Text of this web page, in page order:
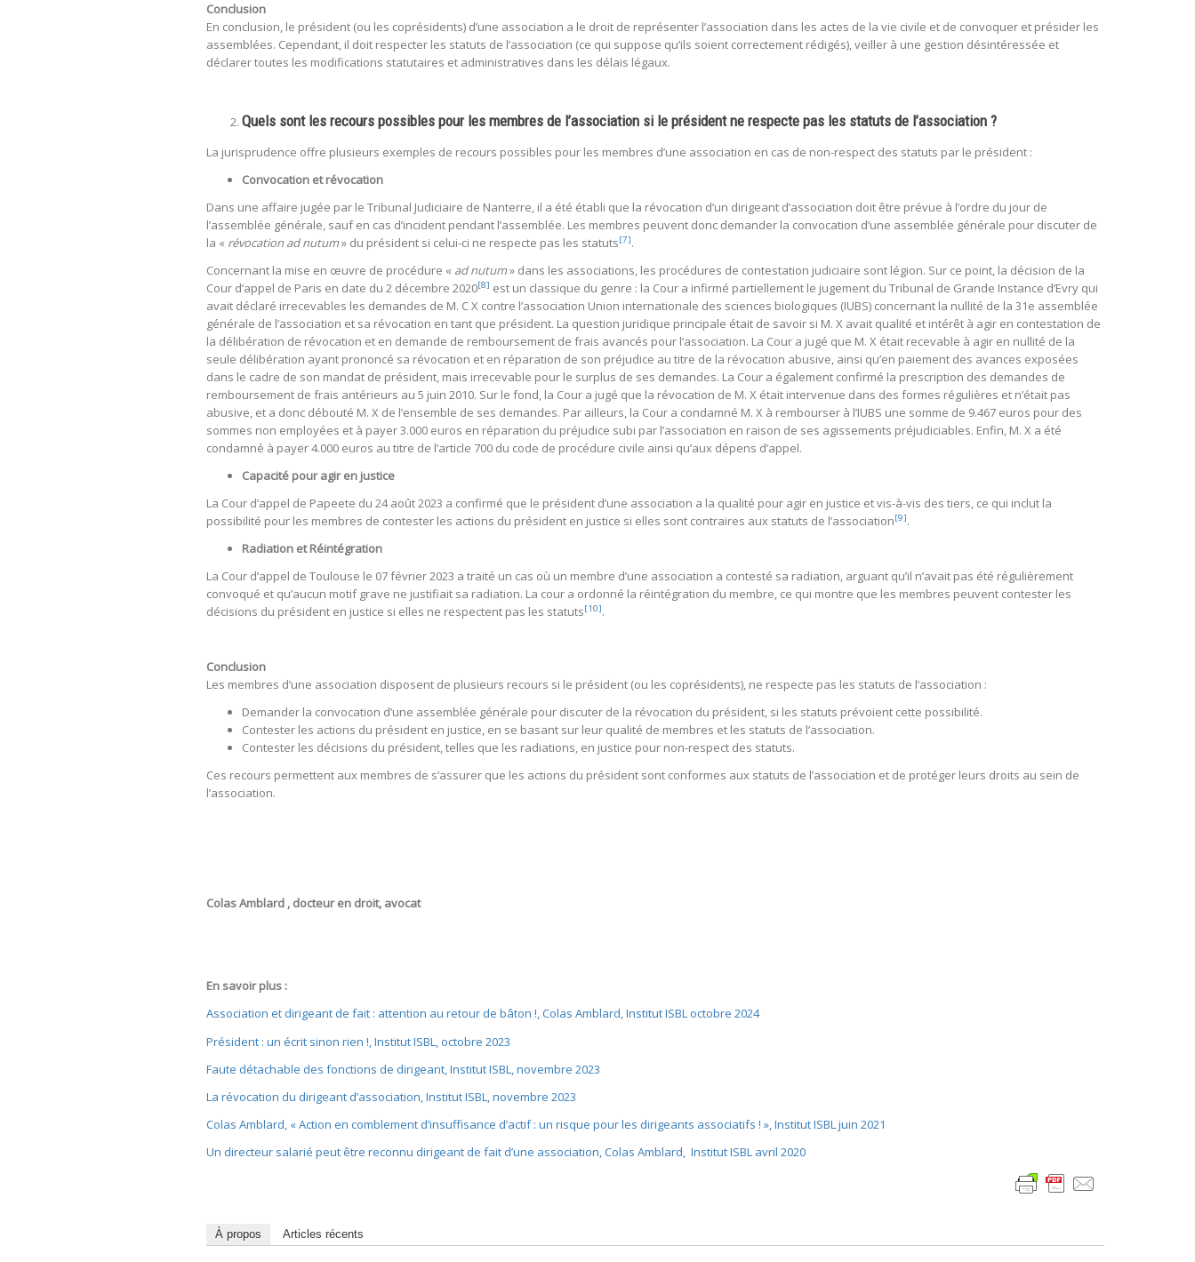
Conclusion
En conclusion, le président (ou les coprésidents) d’une association a le droit de représenter l’association dans les actes de la vie civile et de convoquer et présider les
assemblées. Cependant, il doit respecter les statuts de l’association (ce qui suppose qu’ils soient correctement rédigés), veiller à une gestion désintéressée et
déclarer toutes les modifications statutaires et administratives dans les délais légaux.
Quels sont les recours possibles pour les membres de l’association si le président ne respecte pas les statuts de l’association ?
La jurisprudence offre plusieurs exemples de recours possibles pour les membres d’une association en cas de non-respect des statuts par le président :
Convocation et révocation
Dans une affaire jugée par le Tribunal Judiciaire de Nanterre, il a été établi que la révocation d’un dirigeant d’association doit être prévue à l’ordre du jour de
l’assemblée générale, sauf en cas d’incident pendant l’assemblée. Les membres peuvent donc demander la convocation d’une assemblée générale pour discuter de
la « révocation ad nutum» du président si celui-ci ne respecte pas les statuts[7].
Concernant la mise en œuvre de procédure « ad nutum» dans les associations, les procédures de contestation judiciaire sont légion. Sur ce point, la décision de la
Cour d’appel de Paris en date du 2 décembre 2020[8] est un classique du genre : la Cour a infirmé partiellement le jugement du Tribunal de Grande Instance d’Evry qui
avait déclaré irrecevables les demandes de M. C X contre l’association Union internationale des sciences biologiques (IUBS) concernant la nullité de la 31e assemblée
générale de l’association et sa révocation en tant que président. La question juridique principale était de savoir si M. X avait qualité et intérêt à agir en contestation de
la délibération de révocation et en demande de remboursement de frais avancés pour l’association. La Cour a jugé que M. X était recevable à agir en nullité de la
seule délibération ayant prononcé sa révocation et en réparation de son préjudice au titre de la révocation abusive, ainsi qu’en paiement des avances exposées
dans le cadre de son mandat de président, mais irrecevable pour le surplus de ses demandes. La Cour a également confirmé la prescription des demandes de
remboursement de frais antérieurs au 5 juin 2010. Sur le fond, la Cour a jugé que la révocation de M. X était intervenue dans des formes régulières et n’était pas
abusive, et a donc débouté M. X de l’ensemble de ses demandes. Par ailleurs, la Cour a condamné M. X à rembourser à l’IUBS une somme de 9.467 euros pour des
sommes non employées et à payer 3.000 euros en réparation du préjudice subi par l’association en raison de ses agissements préjudiciables. Enfin, M. X a été
condamné à payer 4.000 euros au titre de l’article 700 du code de procédure civile ainsi qu’aux dépens d’appel.
Capacité pour agir en justice
La Cour d’appel de Papeete du 24 août 2023 a confirmé que le président d’une association a la qualité pour agir en justice et vis-à-vis des tiers, ce qui inclut la
possibilité pour les membres de contester les actions du président en justice si elles sont contraires aux statuts de l’association[9].
Radiation et Réintégration
La Cour d’appel de Toulouse le 07 février 2023 a traité un cas où un membre d’une association a contesté sa radiation, arguant qu’il n’avait pas été régulièrement
convoqué et qu’aucun motif grave ne justifiait sa radiation. La cour a ordonné la réintégration du membre, ce qui montre que les membres peuvent contester les
décisions du président en justice si elles ne respectent pas les statuts[10].
Conclusion
Les membres d’une association disposent de plusieurs recours si le président (ou les coprésidents), ne respecte pas les statuts de l’association :
Demander la convocation d’une assemblée générale pour discuter de la révocation du président, si les statuts prévoient cette possibilité.
Contester les actions du président en justice, en se basant sur leur qualité de membres et les statuts de l’association.
Contester les décisions du président, telles que les radiations, en justice pour non-respect des statuts.
Ces recours permettent aux membres de s’assurer que les actions du président sont conformes aux statuts de l’association et de protéger leurs droits au sein de
l’association.
Colas Amblard , docteur en droit, avocat
En savoir plus :
Association et dirigeant de fait : attention au retour de bâton !, Colas Amblard, Institut ISBL octobre 2024
Président : un écrit sinon rien !, Institut ISBL, octobre 2023
Faute détachable des fonctions de dirigeant, Institut ISBL, novembre 2023
La révocation du dirigeant d’association, Institut ISBL, novembre 2023
Colas Amblard, « Action en comblement d’insuffisance d’actif : un risque pour les dirigeants associatifs ! », Institut ISBL juin 2021
Un directeur salarié peut être reconnu dirigeant de fait d’une association, Colas Amblard, Institut ISBL avril 2020
À propos Articles récents